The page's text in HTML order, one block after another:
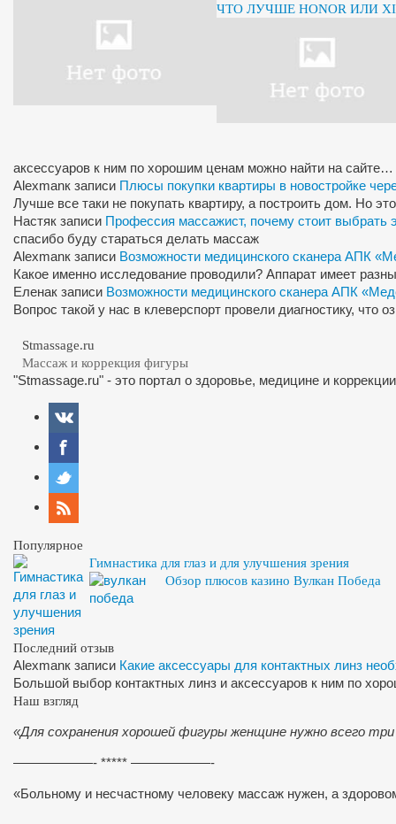
ЧТО ЛУЧШЕ HONOR ИЛИ
аксессуаров к ним по хорошим ценам можно найти на сайте…
Alexmanк записи Плюсы покупки квартиры в новостройке
Лучше все таки не покупать квартиру, а построить дом. Но
Настяк записи Профессия массажист, почему стоит выбрать
спасибо буду стараться делать массаж
Alexmanк записи Возможности медицинского сканера АПК
Какое именно исследование проводили? Аппарат имеет
Еленак записи Возможности медицинского сканера АПК
Вопрос такой у нас в клеверспорт провели диагностику, что
Stmassage.ru
Массаж и коррекция фигуры
"Stmassage.ru" - это портал о здоровье, медицине и
Популярное
Гимнастика для глаз и для улучшения зрения
Обзор плюсов казино Вулкан Победа
Последний отзыв
Alexmanк записи Какие аксессуары для контактных линз
Большой выбор контактных линз и аксессуаров к ним по
Наш взгляд
«Для сохранения хорошей фигуры женщине нужно всего
——————- ***** ——————-
«Больному и несчастному человеку массаж нужен, а